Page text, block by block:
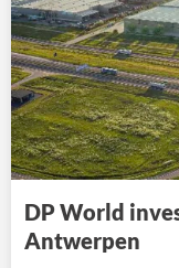
DP World
Antwerpen